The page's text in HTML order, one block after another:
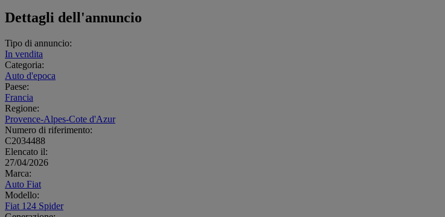
Dettagli dell'annuncio
Tipo di annuncio:
In vendita
Categoria:
Auto d'epoca
Paese:
Francia
Regione:
Provence-Alpes-Cote d'Azur
Numero di riferimento:
C2034488
Elencato il:
27/04/2026
Marca:
Auto Fiat
Modello:
Fiat 124 Spider